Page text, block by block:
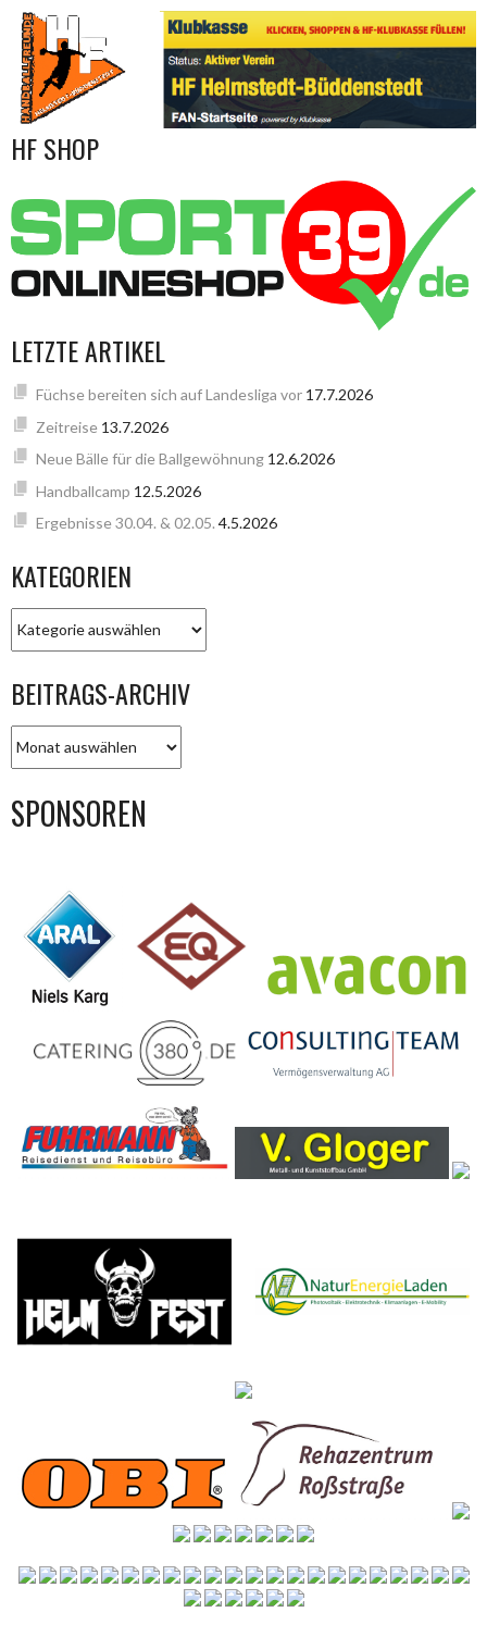
HF SHOP
LETZTE ARTIKEL
Füchse bereiten sich auf Landesliga vor 17.7.2026
Zeitreise 13.7.2026
Neue Bälle für die Ballgewöhnung 12.6.2026
Handballcamp 12.5.2026
Ergebnisse 30.04. & 02.05. 4.5.2026
KATEGORIEN
BEITRAGS-ARCHIV
ARCHIV
SPONSOREN